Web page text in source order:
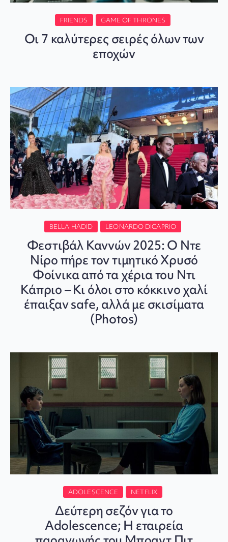
FRIENDS GAME OF THRONES
Οι 7 καλύτερες σειρές όλων των
εποχών
BELLA HADID LEONARDO DICAPRIO
Φεστιβάλ Καννών 2025: Ο Ντε
Νίρο πήρε τον τιμητικό Χρυσό
Φοίνικα από τα χέρια του Ντι
Κάπριο – Κι όλοι στο κόκκινο χαλί
έπαιξαν safe, αλλά με σκισίματα
(Photos)
ADOLESCENCE NETFLIX
Δεύτερη σεζόν για το
Adolescence; Η εταιρεία